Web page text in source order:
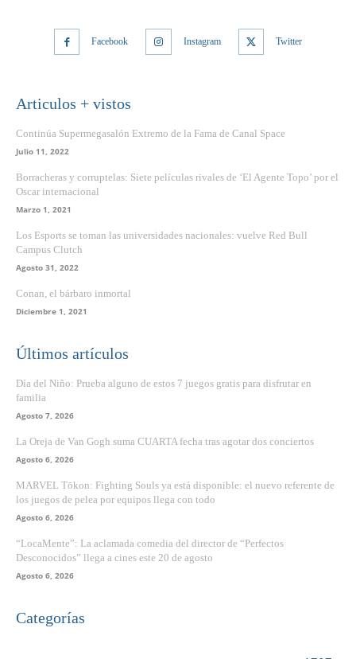
Facebook Instagram Twitter
Articulos + vistos
Continúa Supermegasalón Extremo de la Fama de Canal Space
Julio 11, 2022
Borracheras y corruptelas: Siete películas rivales de ‘El Agente Topo’ por el
Oscar internacional
Marzo 1, 2021
Los Esports se toman las universidades nacionales: vuelve Red Bull
Campus Clutch
Agosto 31, 2022
Conan, el bárbaro inmortal
Diciembre 1, 2021
Últimos artículos
Día del Niño: Prueba alguno de estos 7 juegos gratis para disfrutar en
familia
Agosto 7, 2026
La Oreja de Van Gogh suma CUARTA fecha tras agotar dos conciertos
Agosto 6, 2026
MARVEL Tōkon: Fighting Souls ya está disponible: el nuevo referente de
los juegos de pelea por equipos llega con todo
Agosto 6, 2026
“LocaMente”: La aclamada comedia del director de “Perfectos
Desconocidos” llega a cines este 20 de agosto
Agosto 6, 2026
Categorías